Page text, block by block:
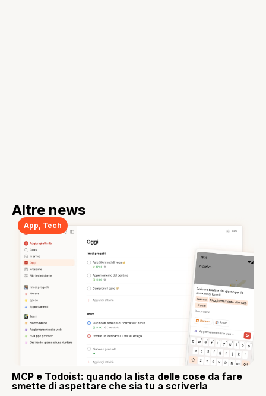
Altre news
App Tech
MCP e Todoist: quando la lista delle cose da fare
smette di aspettare che sia tu a scriverla